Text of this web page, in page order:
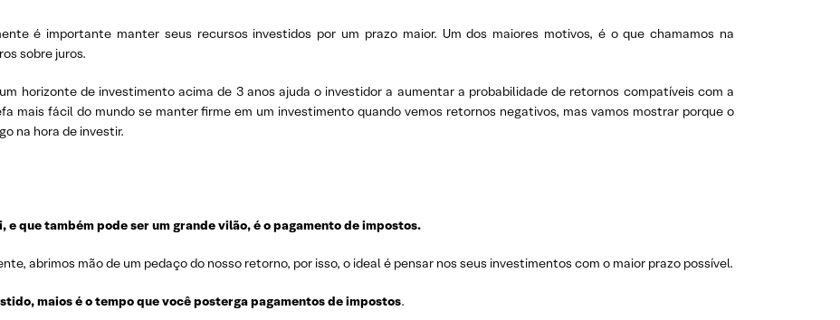
é importante manter seus recursos investidos por um prazo maior. Um dos maiores motivos, é o que chamamos na
sobre juros.
horizonte de investimento acima de 3 anos ajuda o investidor a aumentar a probabilidade de retornos compatíveis com a
mais fácil do mundo se manter firme em um investimento quando vemos retornos negativos, mas vamos mostrar porque o
na hora de investir.
que também pode ser um grande vilão, é o pagamento de impostos.
abrimos mão de um pedaço do nosso retorno, por isso, o ideal é pensar nos seus investimentos com o maior prazo possível.
maios é o tempo que você posterga pagamentos de impostos.